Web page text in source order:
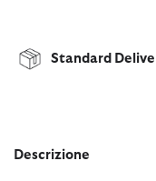
Standard
Descrizione